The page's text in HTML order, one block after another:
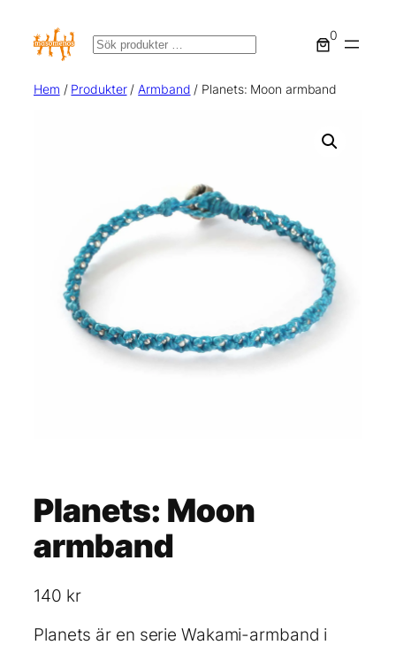
Sök
0
Hem / Produkter/ Armband / Planets: Moon armband
Planets: Moon
armband
140 kr
Planets är en serie Wakami-armband i